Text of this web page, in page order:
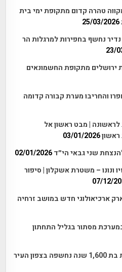
טהרה קדום מתקופת ימי בית
25/03/2026
נדיר נחשף בחפירות למרגלות הר
23/
מתקופת החשמונאים
והחריבו מערת קבורה קדומה
| מבט ראשון אל
03/01/2026
שני גבאי הי״ד 02/01/2026
ונונו – משטרת אשקלון | סיפור
07/12/
ארכיאולוגי חדש במושב זרחיה
מסתור בגליל התחתון
שרידי אחוזה שומרונית מפוארת בת 1,600 שנה נחשפה בצפון העיר